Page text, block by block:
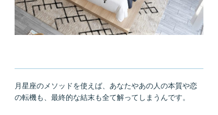
月星座のメソッドを使えば、あなたやあの人の本質や恋
の転機も、最終的な結末も全て解ってしまうんです。